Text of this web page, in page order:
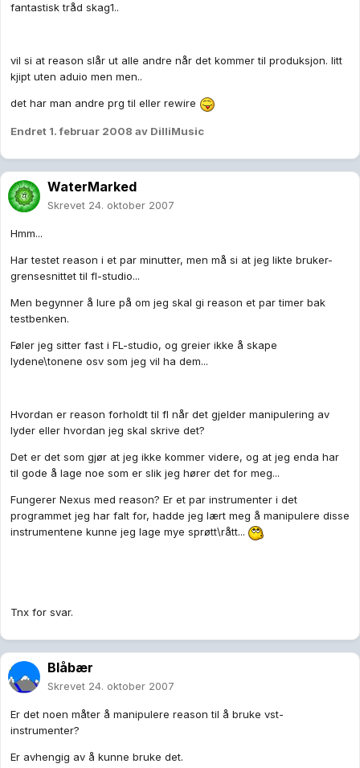
fantastisk tråd skag1..
vil si at reason slår ut alle andre når det kommer til produksjon. litt
kjipt uten aduio men men..
det har man andre prg til eller rewire
Endret 1. februar 2008 av DilliMusic
WaterMarked
Skrevet 24. oktober 2007
Hmm...
Har testet reason i et par minutter, men må si at jeg likte bruker-
grensesnittet til fl-studio...
Men begynner å lure på om jeg skal gi reason et par timer bak
testbenken.
Føler jeg sitter fast i FL-studio, og greier ikke å skape
lydene\tonene osv som jeg vil ha dem...
Hvordan er reason forholdt til fl når det gjelder manipulering av
lyder eller hvordan jeg skal skrive det?
Det er det som gjør at jeg ikke kommer videre, og at jeg enda har
til gode å lage noe som er slik jeg hører det for meg...
Fungerer Nexus med reason? Er et par instrumenter i det
programmet jeg har falt for, hadde jeg lært meg å manipulere disse
instrumentene kunne jeg lage mye sprøtt\rått...
Tnx for svar.
Blåbær
Skrevet 24. oktober 2007
Er det noen måter å manipulere reason til å bruke vst-
instrumenter?
Er avhengig av å kunne bruke det.